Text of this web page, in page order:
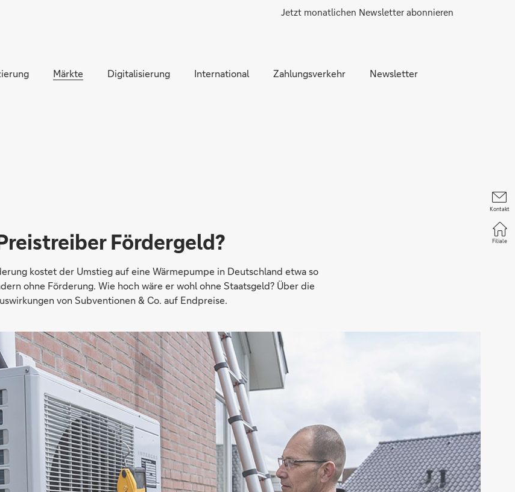
Direkt zum Hauptinhalt (Enter drücken)
Jetzt monatlichen Newsletter abonnieren
Märkte Digitalisierung International Zahlungsverkehr Newsletter
Kontakt
Filiale
Fördergeld?
kostet der Umstieg auf eine Wärmepumpe in Deutschland etwa so
ohne Förderung. Wie hoch wäre er wohl ohne Staatsgeld? Über die
von Subventionen & Co. auf Endpreise.